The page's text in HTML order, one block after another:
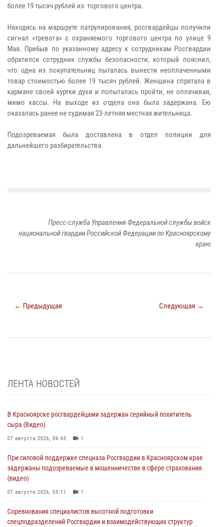
более 19 тысяч рублей из торгового центра.
Находясь на маршруте патрулирования, росгвардейцы получили
сигнал «тревога» с охраняемого торгового центра по улице 9
Мая. Прибыв по указанному адресу к сотрудникам Росгвардии
обратился сотрудник службы безопасности, который пояснил,
что одна из покупательниц пыталась вынести неоплаченными
товар стоимостью более 19 тысяч рублей. Женщина спрятала в
кармане своей куртки духи и попыталась пройти, не оплачивая,
мимо кассы. На выходе из отдела она была задержана. Ею
оказалась ранее не судимая 23-летняя местная жительница.
Подозреваемая была доставлена в отдел полиции для
дальнейшего разбирательства.
Пресс-служба Управления Федеральной службы войск
национальной гвардии Российской Федерации по Красноярскому
краю
← Предыдущая Следующая →
ЛЕНТА НОВОСТЕЙ
В Красноярске росгвардейцами задержан серийный похититель
сыра (Видео)
07 августа 2026, 06:43 1
При силовой поддержке спецназа Росгвардии в Красноярском крае
задержаны подозреваемые в мошенничестве в сфере страхования
(видео)
07 августа 2026, 05:11 1
Соревнования специалистов высотной подготовки
спецподразделений Росгвардии и взаимодействующих структур